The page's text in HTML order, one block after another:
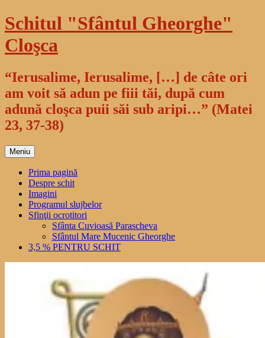
Sari
la
conținut
Schitul "Sfântul Gheorghe"
Cloşca
“Ierusalime, Ierusalime, […] de câte ori
am voit să adun pe fiii tăi, după cum
adună cloşca puii săi sub aripi…” (Matei
23, 37-38)
Meniu
Prima pagină
Despre schit
Imagini
Programul slujbelor
Sfinţii ocrotitori
Sfânta Cuvioasă Parascheva
Sfântul Mare Mucenic Gheorghe
3,5 % PENTRU SCHIT